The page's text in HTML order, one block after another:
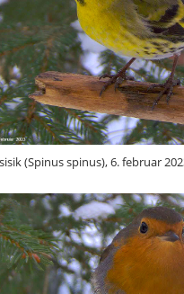
(S⁠pinus spinus), 6. februar